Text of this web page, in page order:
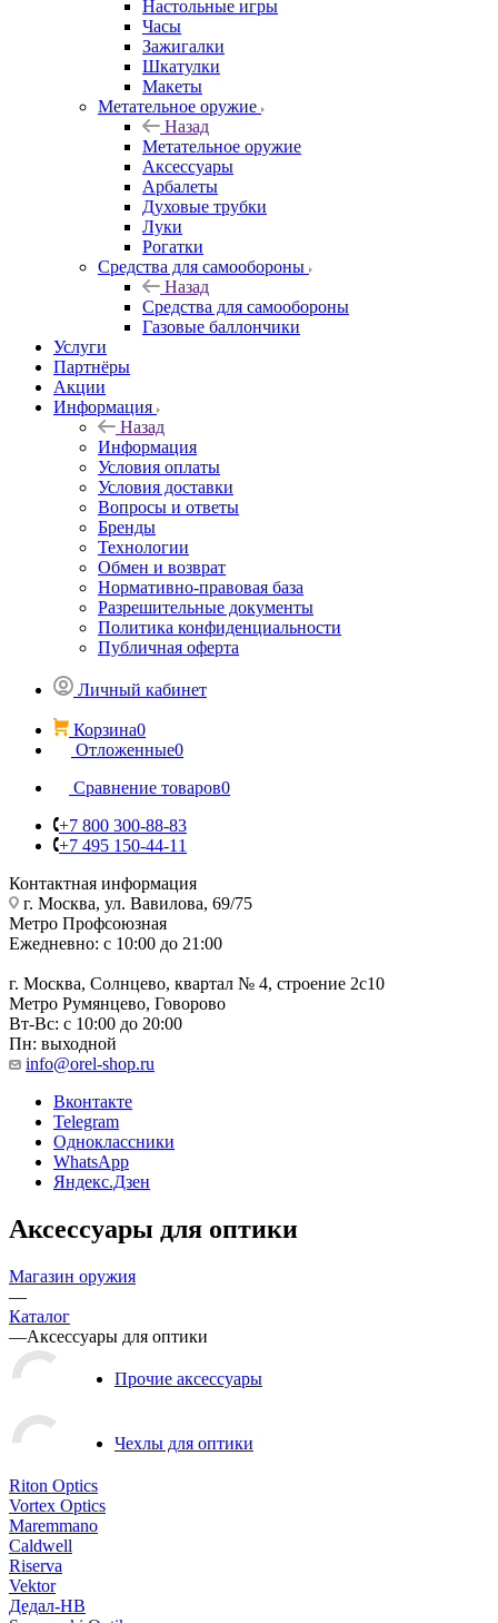
Настольные игры
Часы
Зажигалки
Шкатулки
Макеты
Метательное оружие
Назад
Метательное оружие
Аксессуары
Арбалеты
Духовые трубки
Луки
Рогатки
Средства для самообороны
Назад
Средства для самообороны
Газовые баллончики
Услуги
Партнёры
Акции
Информация
Назад
Информация
Условия оплаты
Условия доставки
Вопросы и ответы
Бренды
Технологии
Обмен и возврат
Нормативно-правовая база
Разрешительные документы
Политика конфиденциальности
Публичная оферта
Личный кабинет
Корзина0
Отложенные0
Сравнение товаров0
+7 800 300-88-83
+7 495 150-44-11
Контактная информация
г. Москва, ул. Вавилова, 69/75
Метро Профсоюзная
Ежедневно: с 10:00 до 21:00
г. Москва, Солнцево, квартал № 4, строение 2с10
Метро Румянцево, Говорово
Вт-Вс: с 10:00 до 20:00
Пн: выходной
info@orel-shop.ru
Вконтакте
Telegram
Одноклассники
WhatsApp
Яндекс.Дзен
Аксессуары для оптики
Магазин оружия
—
Каталог
—Аксессуары для оптики
Прочие аксессуары
Чехлы для оптики
Riton Optics
Vortex Optics
Maremmano
Caldwell
Riserva
Vektor
Дедал-НВ